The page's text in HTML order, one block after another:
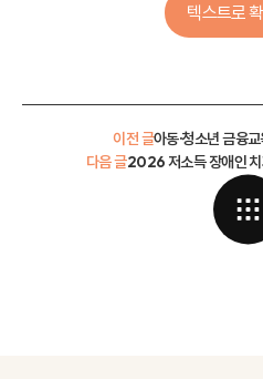
텍스트로
이전 글아동·청소년 금융
2026 저소득 장애인 치
다음 글